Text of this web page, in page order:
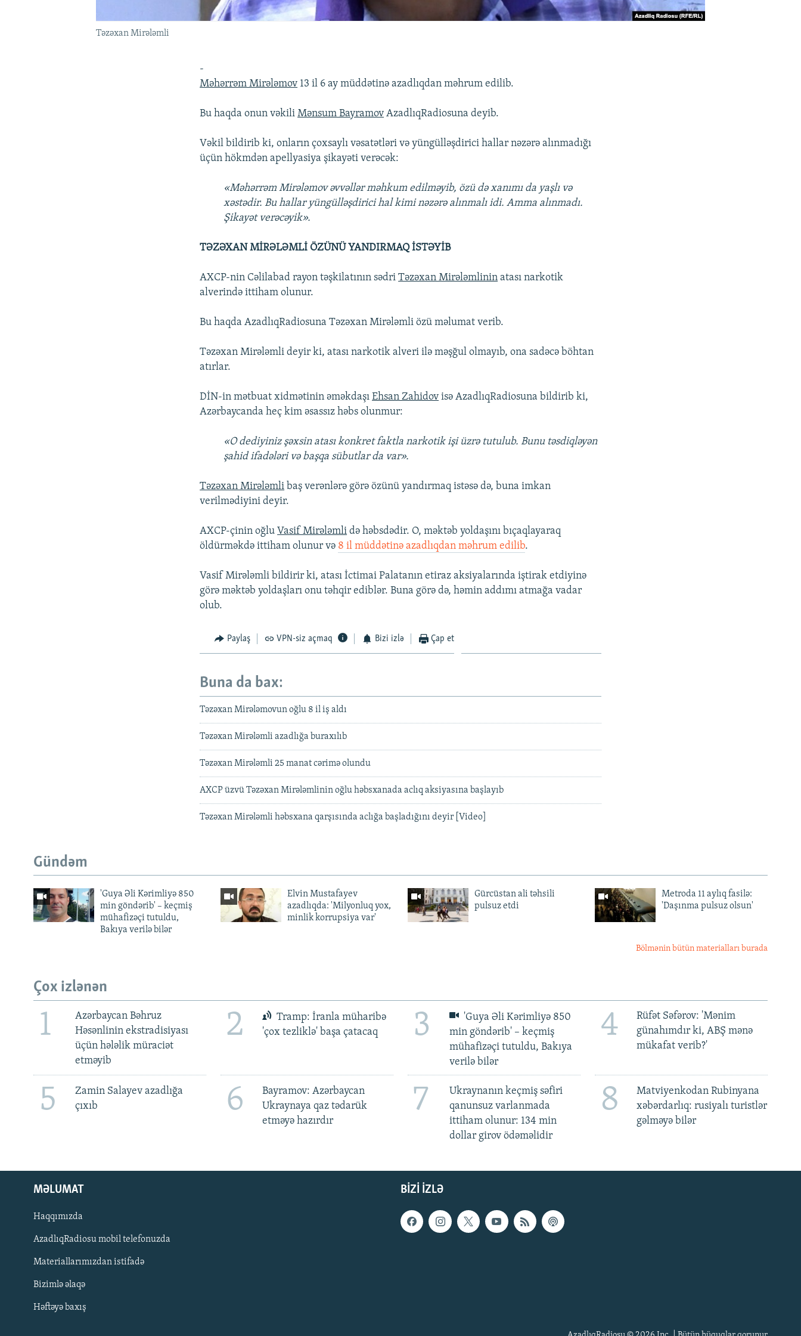
Təzəxan Mirələmli
-
Məhərrəm Mirələmov 13 il 6 ay müddətinə azadlıqdan məhrum edilib.
Bu haqda onun vəkiliMənsum Bayramov AzadlıqRadiosuna deyib.
Vəkil bildirib ki, onların çoxsaylı vəsatətləri və yüngülləşdirici hallar nəzərə alınmadığı
üçün hökmdən apellyasiya şikayəti verəcək:
«Məhərrəm Mirələmov əvvəllər məhkum edilməyib, özü də xanımı da yaşlı və
xəstədir. Bu hallar yüngülləşdirici hal kimi nəzərə alınmalı idi. Amma alınmadı.
Şikayət verəcəyik».
TƏZƏXAN MİRƏLƏMLİ ÖZÜNÜ YANDIRMAQ İSTƏYİB
AXCP-nin Cəlilabad rayon təşkilatının sədriTəzəxan Mirələmlinin atası narkotik
alverində ittiham olunur.
Bu haqda AzadlıqRadiosuna Təzəxan Mirələmli özü məlumat verib.
Təzəxan Mirələmli deyir ki, atası narkotik alveri ilə məşğul olmayıb, ona sadəcə böhtan
atırlar.
DİN-in mətbuat xidmətinin əməkdaşıEhsan Zahidov isə AzadlıqRadiosuna bildirib ki,
Azərbaycanda heç kim əsassız həbs olunmur:
«O dediyiniz şəxsin atası konkret faktla narkotik işi üzrə tutulub. Bunu təsdiqləyən
şahid ifadələri və başqa sübutlar da var».
Təzəxan Mirələmli baş verənlərə görə özünü yandırmaq istəsə də, buna imkan
verilmədiyini deyir.
AXCP-çinin oğluVasif Mirələmli də həbsdədir. O, məktəb yoldaşını bıçaqlayaraq
öldürməkdə ittiham olunur və 8 il müddətinə azadlıqdan məhrum edilib.
Vasif Mirələmli bildirir ki, atası İctimai Palatanın etiraz aksiyalarında iştirak etdiyinə
görə məktəb yoldaşları onu təhqir ediblər. Buna görə də, həmin addımı atmağa vadar
olub.
Paylaş VPN-siz açmaq Bizi izlə Çap et
Buna da bax:
Təzəxan Mirələmovun oğlu 8 il iş aldı
Təzəxan Mirələmli azadlığa buraxılıb
Təzəxan Mirələmli 25 manat cərimə olundu
AXCP üzvü Təzəxan Mirələmlinin oğlu həbsxanada aclıq aksiyasına başlayıb
Təzəxan Mirələmli həbsxana qarşısında aclığa başladığını deyir [Video]
Gündəm
'Guya Əli Kərimliyə 850
min göndərib' – keçmiş
mühafizəçi tutuldu,
Bakıya verilə bilər
Elvin Mustafayev
azadlıqda: 'Milyonluq yox,
minlik korrupsiya var'
Gürcüstan ali təhsili
pulsuz etdi
Metroda 11 aylıq fasilə:
'Daşınma pulsuz olsun'
Bölmənin bütün materialları burada
Çox izlənən
1
Azərbaycan Bəhruz
Həsənlinin ekstradisiyası
üçün hələlik müraciət
etməyib
2
Tramp: İranla müharibə
'çox tezliklə' başa çatacaq
3
'Guya Əli Kərimliyə 850
min göndərib' – keçmiş
mühafizəçi tutuldu, Bakıya
verilə bilər
4
Rüfət Səfərov: 'Mənim
günahımdır ki, ABŞ mənə
mükafat verib?'
5
Zamin Salayev azadlığa
çıxıb
6
Bayramov: Azərbaycan
Ukraynaya qaz tədarük
etməyə hazırdır
7
Ukraynanın keçmiş səfiri
qanunsuz varlanmada
ittiham olunur: 134 min
dollar girov ödəməlidir
8
Matviyenkodan Rubinyana
xəbərdarlıq: rusiyalı turistlər
gəlməyə bilər
BIZI IZLƏ
MƏLUMAT
Haqqımızda
AzadlıqRadiosu mobil telefonuzda
Materiallarımızdan istifadə
Bizimlə əlaqə
Həftəyə baxış